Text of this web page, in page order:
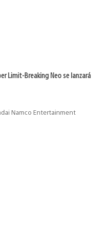
Limit-Breaking Neo se lanzará
Namco Entertainment